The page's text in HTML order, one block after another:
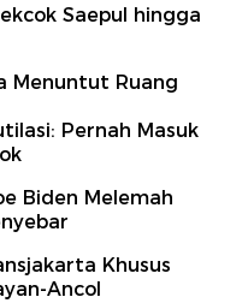
Saepul hingga
Menuntut Ruang
Pernah Masuk
Biden Melemah
Khusus
Ancol